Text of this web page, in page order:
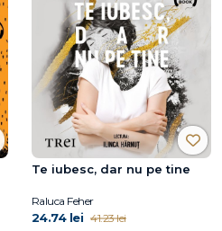
Te iubesc, dar nu pe tine
Raluca Feher
24.74 lei 41.23 lei